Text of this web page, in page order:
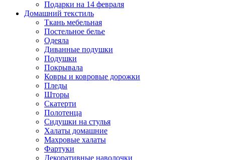
Подарки на 14 февраля
Домашний текстиль
Ткань мебельная
Постельное белье
Одеяла
Диванные подушки
Подушки
Покрывала
Ковры и ковровые дорожки
Пледы
Шторы
Скатерти
Полотенца
Сидушки на стулья
Халаты домашние
Махровые халаты
Фартуки
Декоративные наволочки